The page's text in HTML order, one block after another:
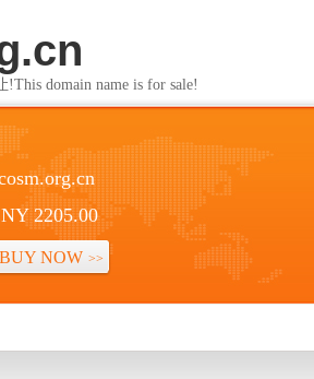
domain name is for sale!
2205.00
BUY NOW >>